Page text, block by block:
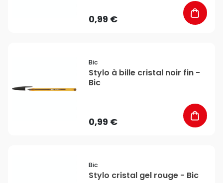
0,99 €
Bic
Stylo à bille cristal noir fin -
Bic
0,99 €
Bic
Stylo cristal gel rouge - Bic